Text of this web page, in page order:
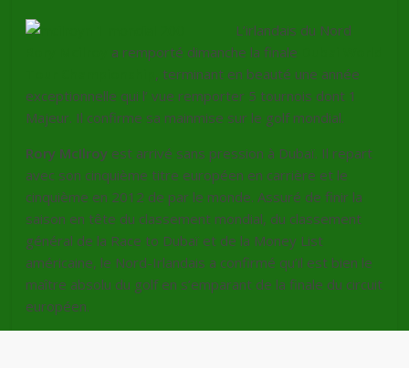
L’irlandais du Nord
a remporté dimanche la finale
, terminant en beauté une année
exceptionnelle qui l’ vue remporter 5 tournois dont 1
Majeur. Il confirme sa mainmise sur le golf mondial.
Rory McIlroy est arrivé sans pression à Dubaï. Il repart
avec son cinquième titre européen en carrière et le
cinquième en 2012 de par le monde. Assuré de finir la
saison en tête du classement mondial, du classement
général de la Race to Dubaï et de la Money List
américaine, le Nord-Irlandais a confirmé qu’il est bien le
maître absolu du golf en s’emparant de la finale du circuit
européen.